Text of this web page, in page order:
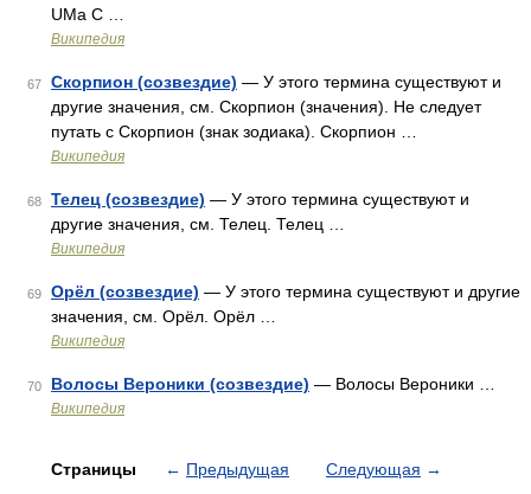
UMa С …
Википедия
67 Скорпион (созвездие) — У этого термина существуют и
другие значения, см. Скорпион (значения). Не следует
путать с Скорпион (знак зодиака). Скорпион …
Википедия
68 Телец (созвездие) — У этого термина существуют и
другие значения, см. Телец. Телец …
Википедия
69 Орёл (созвездие) — У этого термина существуют и другие
значения, см. Орёл. Орёл …
Википедия
70 Волосы Вероники (созвездие) — Волосы Вероники …
Википедия
Страницы ← Предыдущая Следующая →